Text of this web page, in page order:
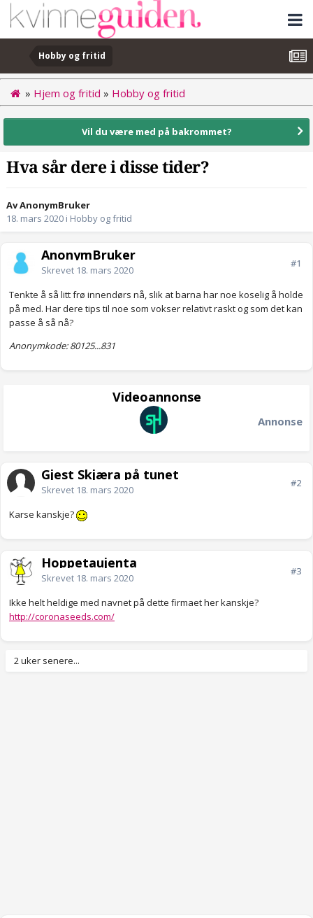
Hobby og fritid
» Hjem og fritid » Hobby og fritid
Vil du være med på bakrommet?
Hva sår dere i disse tider?
Av AnonymBruker
18. mars 2020 i Hobby og fritid
AnonymBruker
Skrevet 18. mars 2020
#1
Tenkte å så litt frø innendørs nå, slik at barna har noe koselig å holde
på med. Har dere tips til noe som vokser relativt raskt og som det kan
passe å så nå?
Anonymkode: 80125...831
Videoannonse
Annonse
Gjest Skjæra på tunet
Skrevet 18. mars 2020
#2
Karse kanskje?
Hoppetaujenta
Skrevet 18. mars 2020
#3
Ikke helt heldige med navnet på dette firmaet her kanskje?
http://coronaseeds.com/
2 uker senere...